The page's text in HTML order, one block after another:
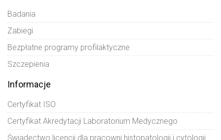
Badania
Zabiegi
Bezpłatne programy profilaktyczne
Szczepienia
Informacje
Certyfikat ISO
Certyfikat Akredytacji Laboratorium Medycznego
Świadectwo licencji dla pracowni histopatologii i cytologii